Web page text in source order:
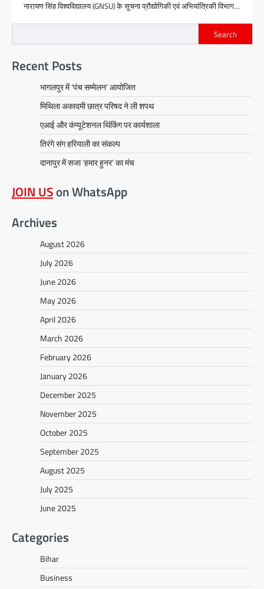
नारायण सिंह विश्वविद्यालय (GNSU) के सूचना प्रौद्योगिकी एवं अभियांत्रिकी विभाग…
Search
Recent Posts
भागलपुर में ‘पंच सम्मेलन’ आयोजित
मिथिला अकादमी छात्र परिषद ने ली शपथ
एआई और कंप्यूटेशनल थिंकिंग पर कार्यशाला
तिरंगे संग हरियाली का संकल्प
दानापुर में सजा ‘हमार हुनर’ का मंच
JOIN USon WhatsApp
Archives
August 2026
July 2026
June 2026
May 2026
April 2026
March 2026
February 2026
January 2026
December 2025
November 2025
October 2025
September 2025
August 2025
July 2025
June 2025
Categories
Bihar
Business